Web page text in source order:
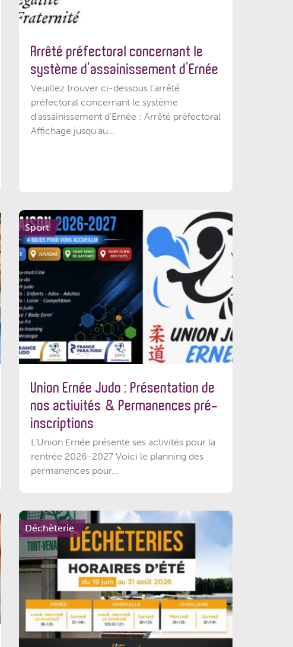
Arrêté préfectoral concernant le
système d’assainissement d’Ernée
Veuillez trouver ci-dessous l’arrêté
préfectoral concernant le système
d'assainissement d'Ernée : Arrêté préfectoral
Affichage jusqu'au...
Sport
Union Ernée Judo : Présentation de
nos activités & Permanences pré-
inscriptions
L'Union Ernée présente ses activités pour la
rentrée 2026-2027 Voici le planning des
permanences pour...
Déchèterie